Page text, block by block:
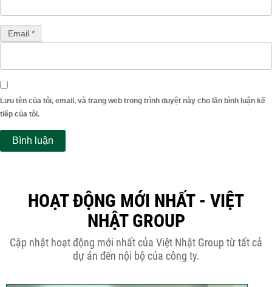
Email *
Lưu tên của tôi, email, và trang web trong trình duyệt này cho lần bình luận kế
tiếp của tôi.
HOẠT ĐỘNG MỚI NHẤT - VIỆT
NHẬT GROUP
Cập nhật hoạt động mới nhất của Việt Nhật Group từ tất cả
dự án đến nội bộ của công ty.